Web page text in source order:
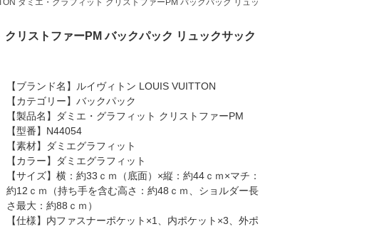
ダミエ・グラフィット クリストファーPM バックパック リュッ
リストファーPM バックパック リュックサック
【ブランド名】ルイヴィトン LOUIS VUITTON
【カテゴリー】バックパック
【製品名】ダミエ・グラフィット クリストファーPM
【型番】N44054
【素材】ダミエグラフィット
【カラー】ダミエグラフィット
【サイズ】横：約33ｃｍ（底面）×縦：約44ｃｍ×マチ：
約12ｃｍ（持ち手を含む高さ：約48ｃｍ、ショルダー長
さ最大：約88ｃｍ）
【仕様】内ファスナーポケット×1、内ポケット×3、外ポ